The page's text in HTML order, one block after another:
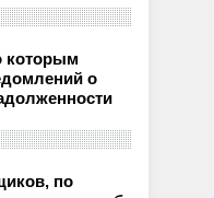
которым
о
по